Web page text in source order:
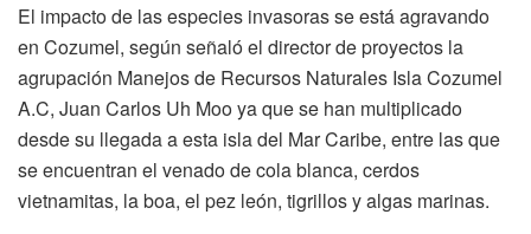
El impacto de las especies invasoras se está agravando
en Cozumel, según señaló el director de proyectos la
agrupación Manejos de Recursos Naturales Isla Cozumel
A.C, Juan Carlos Uh Moo ya que se han multiplicado
desde su llegada a esta isla del Mar Caribe, entre las que
se encuentran el venado de cola blanca, cerdos
vietnamitas, la boa, el pez león, tigrillos y algas marinas.